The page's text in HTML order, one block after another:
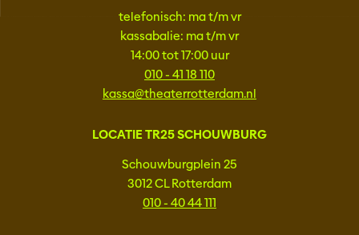
telefonisch: ma t/m vr
kassabalie: ma t/m vr
14:00 tot 17:00 uur
010 - 41 18 110
kassa@theaterrotterdam.nl
LOCATIE TR25 SCHOUWBURG
Schouwburgplein 25
3012 CL Rotterdam
010 - 40 44 111